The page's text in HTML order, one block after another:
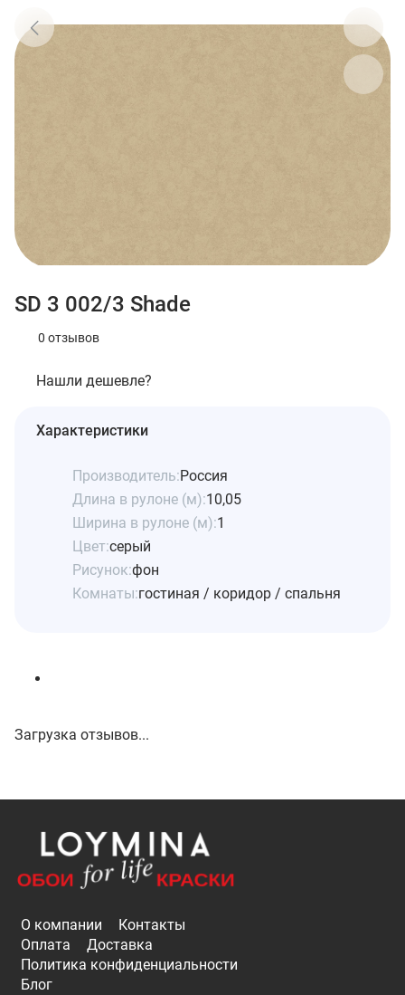
SD 3 002/3 Shade
0 отзывов
Нашли дешевле?
Характеристики
Производитель:Россия
Длина в рулоне (м):10,05
Ширина в рулоне (м):1
Цвет:серый
Рисунок:фон
Комнаты:гостиная / коридор / спальня
Загрузка отзывов...
О компании
Контакты
Оплата
Доставка
Политика конфиденциальности
Блог